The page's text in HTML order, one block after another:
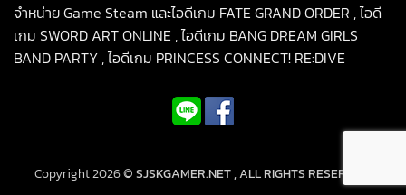
จำหน่าย Game Steam และไอดีเกม FATE GRAND ORDER , ไอดี
เกม SWORD ART ONLINE , ไอดีเกม BANG DREAM GIRLS
BAND PARTY , ไอดีเกม PRINCESS CONNECT! RE:DIVE
Copyright 2026 ©SJSKGAMER.NET , ALL RIGHTS RESERVED.